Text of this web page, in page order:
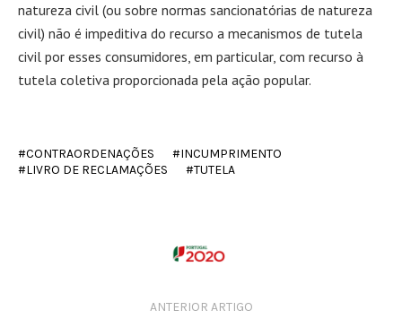
natureza civil (ou sobre normas sancionatórias de natureza
civil) não é impeditiva do recurso a mecanismos de tutela
civil por esses consumidores, em particular, com recurso à
tutela coletiva proporcionada pela ação popular.
CONTRAORDENAÇÕES
INCUMPRIMENTO
LIVRO DE RECLAMAÇÕES
TUTELA
ANTERIOR ARTIGO